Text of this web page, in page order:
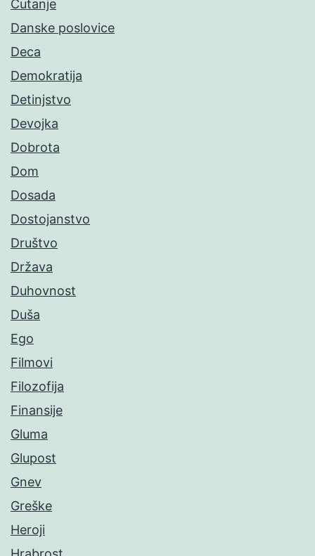
Ćutanje
Danske poslovice
Deca
Demokratija
Detinjstvo
Devojka
Dobrota
Dom
Dosada
Dostojanstvo
Društvo
Država
Duhovnost
Duša
Ego
Filmovi
Filozofija
Finansije
Gluma
Glupost
Gnev
Greške
Heroji